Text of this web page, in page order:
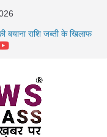
राशि जब्ती के खिलाफ
13 म्यूल बैंक खाताधारक